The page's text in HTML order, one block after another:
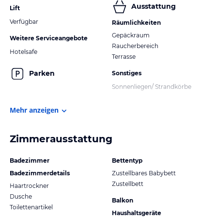
Lift
Verfügbar
Weitere Serviceangebote
Hotelsafe
Parken
Ausstattung
Räumlichkeiten
Gepäckraum
Raucherbereich
Terrasse
Sonstiges
Sonnenliegen/ Strandkörbe
Mehr anzeigen
Zimmerausstattung
Badezimmer
Badezimmerdetails
Haartrockner
Dusche
Toilettenartikel
Bettentyp
Zustellbares Babybett
Zustellbett
Balkon
Haushaltsgeräte